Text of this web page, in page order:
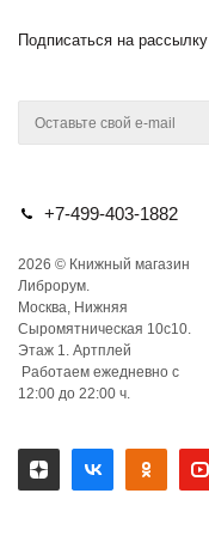
Подписаться на рассылку
+7-499-403-1882
2026 © Книжный магазин
Либрорум.
Москва, Нижняя
Сыромятническая 10с10.
Этаж 1. Артплей
Работаем ежедневно с
12:00 до 22:00 ч.